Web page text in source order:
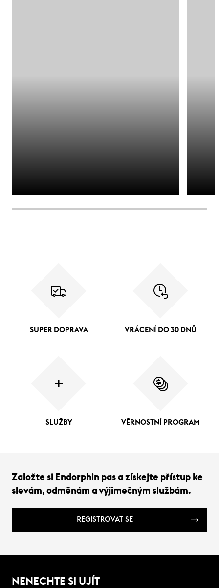
SUPER DOPRAVA VRÁCENÍ DO 30 DNŮ
SLUŽBY VĚRNOSTNÍ PROGRAM
Založte si Endorphin pas a získejte přístup ke
slevám, odměnám a výjimečným službám.
REGISTROVAT SE
NENECHTE SI UJÍT